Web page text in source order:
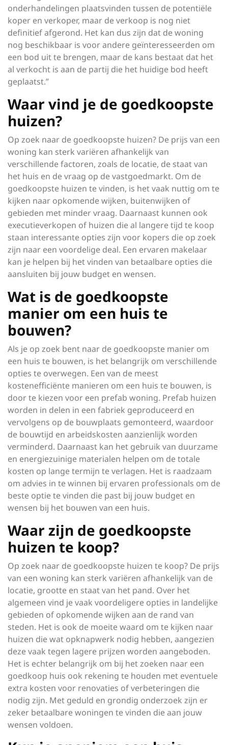
onderhandelingen plaatsvinden tussen de potentiële
koper en verkoper, maar de verkoop is nog niet
definitief afgerond. Het kan dus zijn dat de woning
nog beschikbaar is voor andere geïnteresseerden om
een bod uit te brengen, maar de kans bestaat dat het
al verkocht is aan de partij die het huidige bod heeft
geplaatst.”
Waar vind je de goedkoopste
huizen?
Op zoek naar de goedkoopste huizen? De prijs van een
woning kan sterk variëren afhankelijk van
verschillende factoren, zoals de locatie, de staat van
het huis en de vraag op de vastgoedmarkt. Om de
goedkoopste huizen te vinden, is het vaak nuttig om te
kijken naar opkomende wijken, buitenwijken of
gebieden met minder vraag. Daarnaast kunnen ook
executieverkopen of huizen die al langere tijd te koop
staan interessante opties zijn voor kopers die op zoek
zijn naar een voordelige deal. Een ervaren makelaar
kan je helpen bij het vinden van betaalbare opties die
aansluiten bij jouw budget en wensen.
Wat is de goedkoopste
manier om een huis te
bouwen?
Als je op zoek bent naar de goedkoopste manier om
een huis te bouwen, is het belangrijk om verschillende
opties te overwegen. Een van de meest
kostenefficiënte manieren om een huis te bouwen, is
door te kiezen voor een prefab woning. Prefab huizen
worden in delen in een fabriek geproduceerd en
vervolgens op de bouwplaats gemonteerd, waardoor
de bouwtijd en arbeidskosten aanzienlijk worden
verminderd. Daarnaast kan het gebruik van duurzame
en energiezuinige materialen helpen om de totale
kosten op lange termijn te verlagen. Het is raadzaam
om advies in te winnen bij ervaren professionals om de
beste optie te vinden die past bij jouw budget en
wensen bij het bouwen van een huis.
Waar zijn de goedkoopste
huizen te koop?
Op zoek naar de goedkoopste huizen te koop? De prijs
van een woning kan sterk variëren afhankelijk van de
locatie, grootte en staat van het pand. Over het
algemeen vind je vaak voordeligere opties in landelijke
gebieden of opkomende wijken aan de rand van
steden. Het is ook de moeite waard om te kijken naar
huizen die wat opknapwerk nodig hebben, aangezien
deze vaak tegen lagere prijzen worden aangeboden.
Het is echter belangrijk om bij het zoeken naar een
goedkoop huis ook rekening te houden met eventuele
extra kosten voor renovaties of verbeteringen die
nodig zijn. Met geduld en grondig onderzoek zijn er
zeker betaalbare woningen te vinden die aan jouw
wensen voldoen.